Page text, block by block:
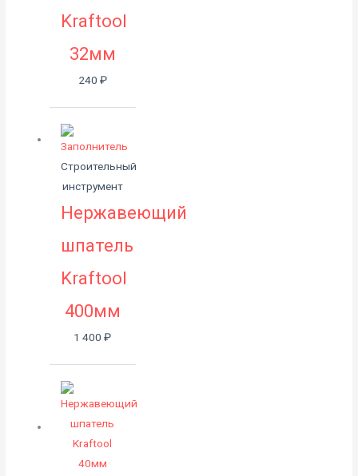
Kraftool
32мм
240 ₽
Строительный
инструмент
Нержавеющий
шпатель
Kraftool
400мм
1 400₽